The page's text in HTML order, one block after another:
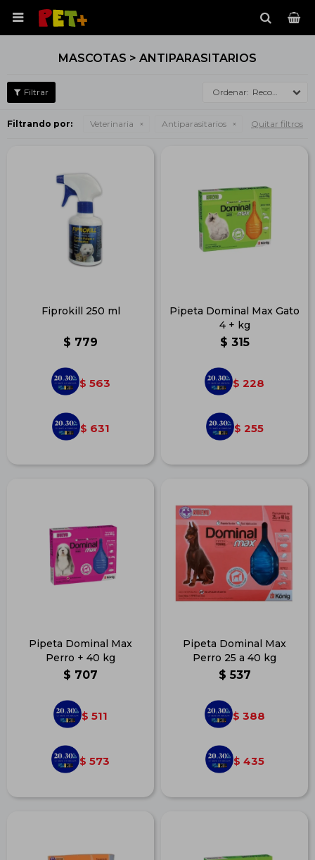

MASCOTAS > ANTIPARASITARIOS
Recomendados
Filtrando por: Veterinaria Antiparasitarios Quitar filtros
Fiprokill 250 ml
$ 779
$ 563
$ 631
Pipeta Dominal Max Gato
4 + kg
$ 315
$ 228
$ 255
Pipeta Dominal Max
Perro + 40 kg
$ 707
$ 511
$ 573
Pipeta Dominal Max
Perro 25 a 40 kg
$ 537
$ 388
$ 435